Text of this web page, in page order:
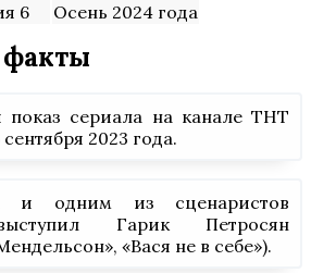
6 Осень 2024 года
показ сериала на канале ТНТ
сентября 2023 года.
и одним из сценаристов
Гарик Петросян
«Вася не в себе»).